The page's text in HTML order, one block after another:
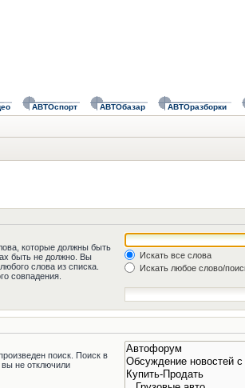
АВТОспорт АВТОбазар АВТОразборки
которые должны быть
быть не должно. Вы
слова из списка.
совпадения.
Искать все слова
Искать любое слово/
поиск. Поиск в
не отключили